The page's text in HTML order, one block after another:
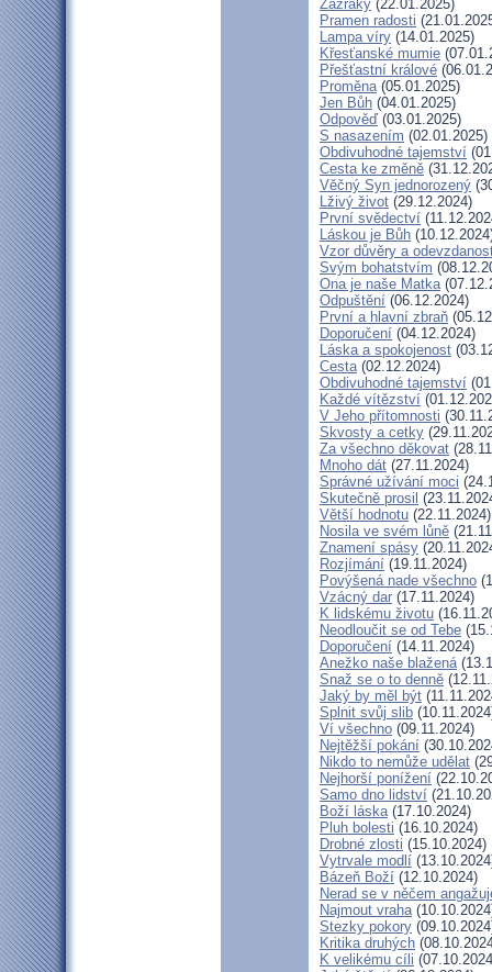
Zázraky (22.01.2025)
Pramen radosti
Lampa víry (14.01.2025)
Křesťanské mumie
Přešťastní králové
Proměna(05.01.2025)
Jen Bůh (04.01.2025)
Odpověď (03.01.2025)
S nasazením (02.01.2025)
Obdivuhodné tajemství
Cesta ke změně
Věčný Syn jednorozený
Lživý život (29.12.2024)
První svědectví
Láskou je Bůh
Vzor důvěry a
Svým bohatstvím
Ona je naše Matka
Odpuštění (06.12.2024)
První a hlavní zbraň
Doporučení (04.12.2024)
Láska a spokojenost
Cesta(02.12.2024)
Obdivuhodné tajemství
Každé vítězství
V Jeho přítomnosti
Skvosty a cetky
Za všechno děkovat
Mnoho dát (27.11.2024)
Správné užívání moci
Skutečně prosil
Větší hodnotu (22.11.2024)
Nosila ve svém lůně
Znamení spásy
Rozjímání (19.11.2024)
Povýšená nade všechno
Vzácný dar (17.11.2024)
K lidskému životu
Neodloučit se od Tebe
Doporučení (14.11.2024)
Anežko naše blažená
Snaž se o to denně
Jaký by měl být
Splnit svůj slib
Ví všechno (09.11.2024)
Nejtěžší pokání
Nikdo to nemůže udělat
Nejhorší ponížení
Samo dno lidství
Boží láska(17.10.2024)
Pluh bolesti (16.10.2024)
Drobné zlosti (15.10.2024)
Vytrvale modlí
Bázeň Boží (12.10.2024)
Nerad se v něčem
Najmout vraha
Stezky pokory
Kritika druhých
K velikému cíli